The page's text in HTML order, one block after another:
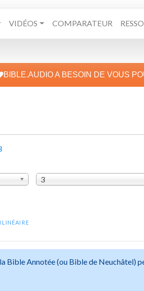
VIDÉOS COMPARATEUR
BIBLE.AUDIO A BESOIN DE VOUS
3
Bible Annotée (ou Bible de Neuchâtel)